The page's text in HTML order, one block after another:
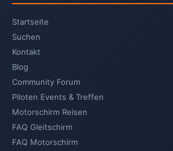
Startseite
Suchen
Kontakt
Blog
Community Forum
Piloten Events & Treffen
Motorschirm Reisen
FAQ Gleitschirm
FAQ Motorschirm